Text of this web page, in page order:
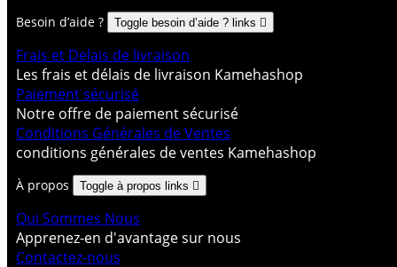
Besoin d’aide ? Toggle besoin d’aide ? links 
Frais et Delais de livraison
Les frais et délais de livraison Kamehashop
Paiement sécurisé
Notre offre de paiement sécurisé
Conditions Générales de Ventes
conditions générales de ventes Kamehashop
À propos Toggle à propos links 
Qui Sommes Nous
Apprenez-en d'avantage sur nous
Contactez-nous